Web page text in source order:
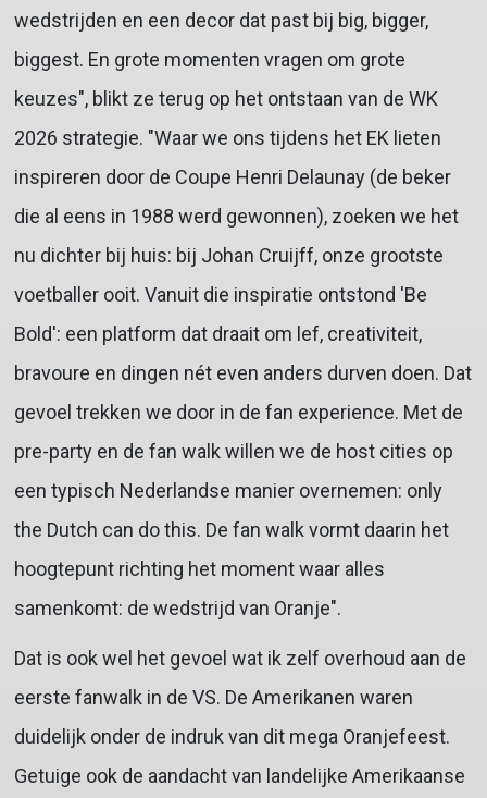
wedstrijden en een decor dat past bij big, bigger,
biggest. En grote momenten vragen om grote
keuzes", blikt ze terug op het ontstaan van de WK
2026 strategie. "Waar we ons tijdens het EK lieten
inspireren door de Coupe Henri Delaunay (de beker
die al eens in 1988 werd gewonnen), zoeken we het
nu dichter bij huis: bij Johan Cruijff, onze grootste
voetballer ooit. Vanuit die inspiratie ontstond 'Be
Bold': een platform dat draait om lef, creativiteit,
bravoure en dingen nét even anders durven doen. Dat
gevoel trekken we door in de fan experience. Met de
pre-party en de fan walk willen we de host cities op
een typisch Nederlandse manier overnemen: only
the Dutch can do this. De fan walk vormt daarin het
hoogtepunt richting het moment waar alles
samenkomt: de wedstrijd van Oranje".
Dat is ook wel het gevoel wat ik zelf overhoud aan de
eerste fanwalk in de VS. De Amerikanen waren
duidelijk onder de indruk van dit mega Oranjefeest.
Getuige ook de aandacht van landelijke Amerikaanse